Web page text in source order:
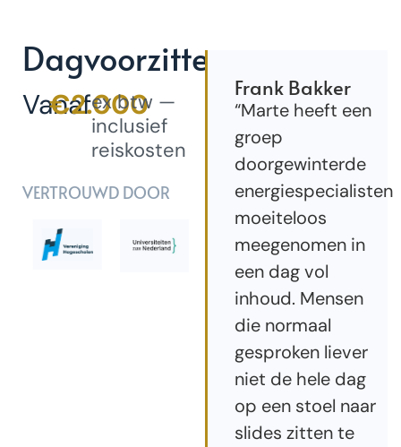
Dagvoorzitter
Vanaf
€2.000
ex btw —
inclusief
reiskosten
VERTROUWD DOOR
Frank Bakker
“Marte heeft een
groep
doorgewinterde
energiespecialisten
moeiteloos
meegenomen in
een dag vol
inhoud. Mensen
die normaal
gesproken liever
niet de hele dag
op een stoel naar
slides zitten te